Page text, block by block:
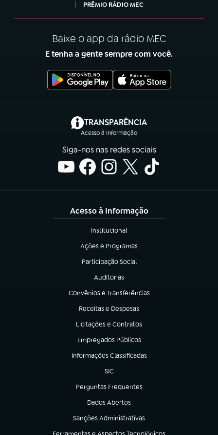
PRÊMIO RÁDIO MEC
Baixe o app da rádio MEC
E tenha a gente sempre com você.
TRANSPARÊNCIA
Acesso à Informação
(abre em nova aba)
Siga-nos nas redes sociais
Acesso à Informação
Institucional
(abre em nova aba)
Ações e Programas
(abre em nova aba)
Participação Social
(abre em nova aba)
Auditorias
(abre em nova aba)
Convênios e Transferências
(abre em nova aba)
Receitas e Despesas
(abre em nova aba)
Licitações e Contratos
(abre em nova aba)
Empregados Públicos
(abre em nova aba)
Informações Classificadas
(abre em nova aba)
SIC
(abre em nova aba)
Perguntas Frequentes
(abre em nova aba)
Dados Abertos
(abre em nova aba)
Sanções Administrativas
(abre em nova aba)